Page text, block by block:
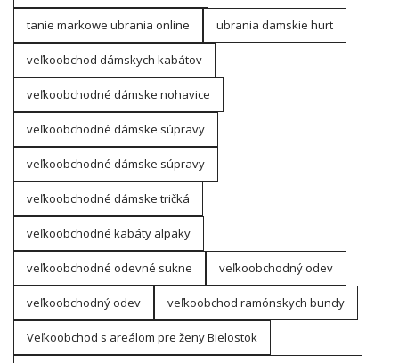
tanie markowe ubrania online ubrania damskie hurt
veľkoobchod dámskych kabátov
veľkoobchodné dámske nohavice
veľkoobchodné dámske súpravy
veľkoobchodné dámske súpravy
veľkoobchodné dámske tričká
veľkoobchodné kabáty alpaky
veľkoobchodné odevné sukne veľkoobchodný odev
veľkoobchodný odev veľkoobchod ramónskych bundy
Veľkoobchod s areálom pre ženy Bielostok